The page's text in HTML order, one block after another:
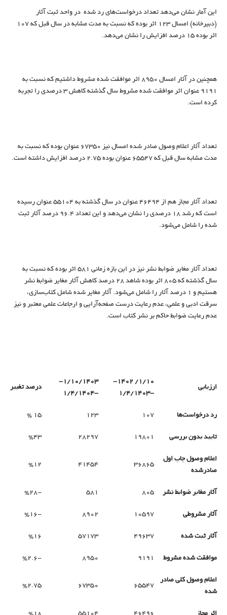
این آمار نشان می‌دهد تعداد درخواست‌های رد شده در واحد ثبت آثار
(دبیرخانه) امسال 123 اثر بوده که نسبت به مدت مشابه در سال قبل که 107
اثر بوده 15 درصد افزایش را نشان می‌دهد.
همچنین در آثار امسال 8950 اثر موافقت شده مشروط داشتیم که نسبت به
9191 عنوان اثر موافقت شده مشروط سال گذشته کاهش 3 درصدی را تجربه
کرده است.
تعداد آثار اعلام وصول صادر شده امسال نیز 67350 عنوان بوده که نسبت به
مدت مشابه سال قبل که 65547 عنوان بوده 2.75 درصد افزایش داشته است.
تعداد آثار مجاز هم از 46494 عنوان در سال گذشته به 55104 عنوان رسیده
است که رشد 18 درصدی را نشان می‌دهد و این تعداد 96.4 درصد آثار ثبت
شده را شامل می‌شود.
تعداد آثار مغایر ضوابط نشر نیز در این بازه زمانی 581 اثر بوده که نسبت به
سال گذشته که 805 اثر بوده شاهد 28 درصد کاهش آثار مغایر ضوابط نشر
هستیم و 1 درصد آثار را شامل می‌شود. آثار مغایر شده شامل کتاب‌سازی،
سرقت ادبی و علمی، عدم رعایت درست صفحه‌آرایی و ارجاعات علمی معتبر و نیز
عدم رعایت ضوابط حاکم بر نشر کتاب است.
ارزیابی
1/10/ 1402-
-1/4/1403
1/10/1403-
-1/4/1404
درصد تغییر
رد درخواست‌ها 107
123
15 %
تایید بدون بررسی 19801
28297
%43
اعلام وصول چاپ اول
صادرشده
36865
41454
%12
آثار مغایر ضوابط نشر 805
581
-%28
آثار مشروطی 10597
8902
-%16
آثار ثبت شده 49637
57173
%16
موافقت شده مشروط 9191
8950
-%2.6
اعلام وصول کلی صادر
شده
65547
67350
%2.75